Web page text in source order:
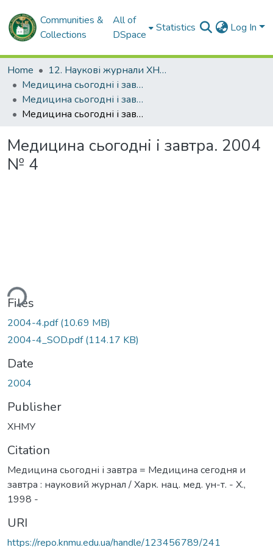
Communities &
Collections
All of
DSpace
Statistics Log In
Home
12. Наукові журнали ХНМУ
Медицина сьогодні і завтра
Медицина сьогодні і завтра. 2004
Медицина сьогодні і завтра. 2004 № 4
Медицина сьогодні і завтра. 2004
№ 4
Files
2004-4.pdf(10.69 MB)
2004-4_SOD.pdf(114.17 KB)
Date
2004
Publisher
ХНМУ
Citation
Медицина сьогодні і завтра = Медицина сегодня и
завтра : науковий журнал / Харк. нац. мед. ун-т. - Х.,
1998 -
URI
https://repo.knmu.edu.ua/handle/123456789/241